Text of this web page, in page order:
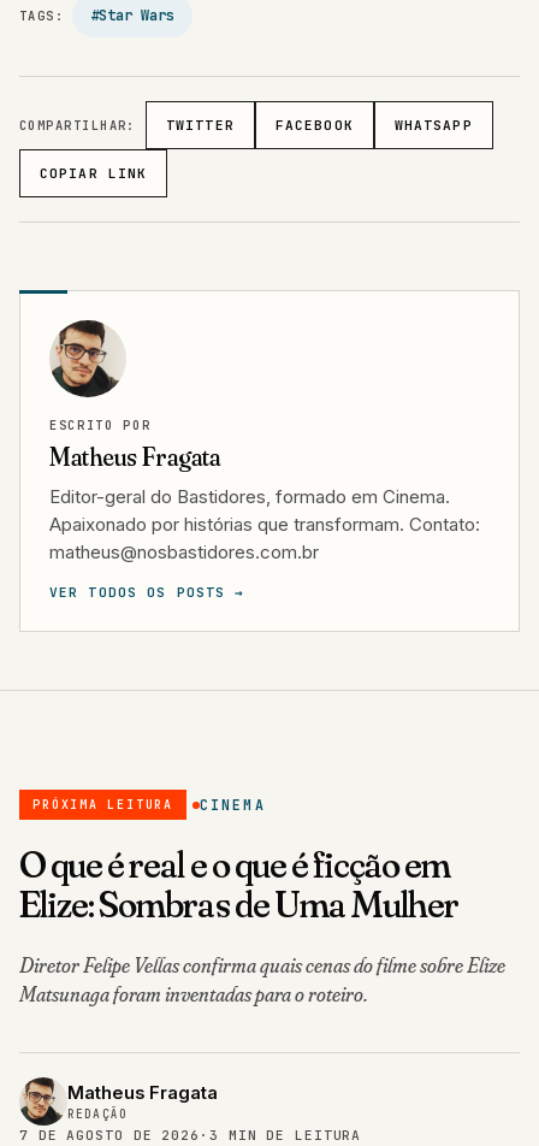
TWITTER FACEBOOK WHATSAPP
COPIAR LINK
ESCRITO POR
Matheus Fragata
Editor-geral do Bastidores, formado em Cinema.
Apaixonado por histórias que transformam. Contato:
matheus@nosbastidores.com.br
VER TODOS OS POSTS →
O que é real e o que é ficção em
Elize: Sombras de Uma Mulher
Matsunaga foram inventadas para o roteiro.
REDAÇÃO
7 DE AGOSTO DE 2026